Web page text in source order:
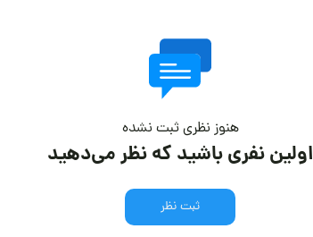
هنوز نظری ثبت نشده
اولین نفری باشید که نظر می‌دهید
ثبت نظر